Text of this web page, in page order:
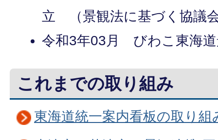
立 （景観法に基づく協議
令和3年03月 びわこ東海道
これまでの取り組み
東海道統一案内看板の取り組